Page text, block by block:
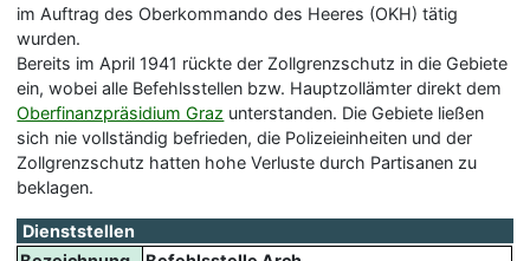
im Auftrag des Oberkommando des Heeres (OKH) tätig
wurden.
Bereits im April 1941 rückte der Zollgrenzschutz in die Gebiete
ein, wobei alle Befehlsstellen bzw. Hauptzollämter direkt dem
Oberfinanzpräsidium Graz unterstanden. Die Gebiete ließen
sich nie vollständig befrieden, die Polizeieinheiten und der
Zollgrenzschutz hatten hohe Verluste durch Partisanen zu
beklagen.
Dienststellen